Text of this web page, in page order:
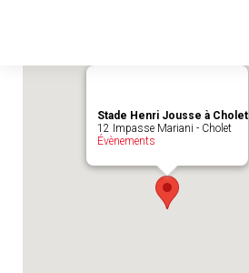
Stade Henri Jousse à Cholet
12 Impasse Mariani - Cholet
Évènements